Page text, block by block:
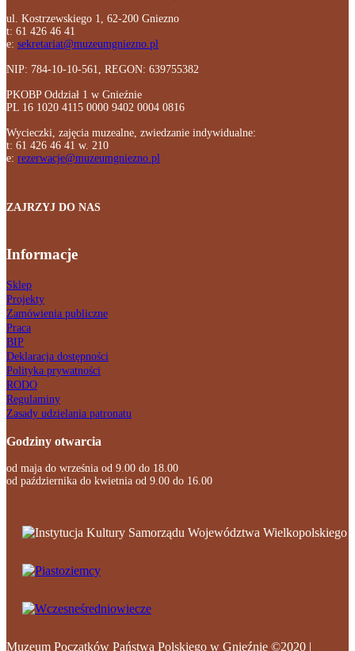
ul. Kostrzewskiego 1, 62-200 Gniezno
t: 61 426 46 41
e: sekretariat@muzeumgniezno.pl
NIP: 784-10-10-561, REGON: 639755382
PKOBP Oddział 1 w Gnieźnie
PL 16 1020 4115 0000 9402 0004 0816
Wycieczki, zajęcia muzealne, zwiedzanie indywidualne:
t: 61 426 46 41 w. 210
e: rezerwacje@muzeumgniezno.pl
ZAJRZYJ DO NAS
Informacje
Sklep
Projekty
Zamówienia publiczne
Praca
BIP
Deklaracja dostępności
Polityka prywatności
RODO
Regulaminy
Zasady udzielania patronatu
Godziny otwarcia
od maja do września od 9.00 do 18.00
od października do kwietnia od 9.00 do 16.00
Muzeum Początków Państwa Polskiego w Gnieźnie ©2020 |